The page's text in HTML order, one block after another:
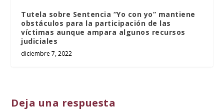
Tutela sobre Sentencia “Yo con yo” mantiene
obstáculos para la participación de las
víctimas aunque ampara algunos recursos
judiciales
diciembre 7, 2022
Deja una respuesta